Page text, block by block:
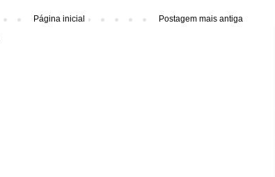
Postagem mais antiga
Página inicial